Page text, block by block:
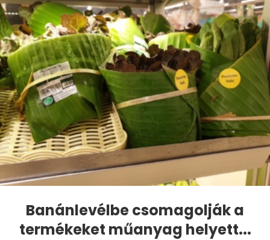
Banánlevélbe csomagolják a
termékeket műanyag helyett...